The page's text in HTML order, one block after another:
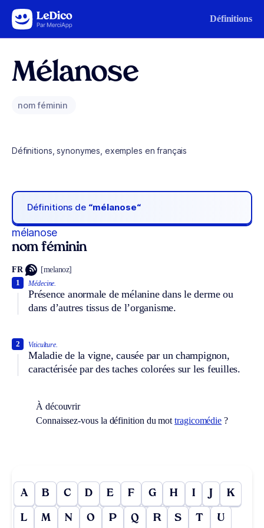
Aller au contenu Définitions
Mélanose
nom féminin
Définitions, synonymes, exemples en français
Définitions de “mélanose“
mélanose
nom féminin
FR [melanoz]
Médecine.
Présence anormale de mélanine dans le derme ou
dans d’autres tissus de l’organisme.
1
Viticulture.
Maladie de la vigne, causée par un champignon,
caractérisée par des taches colorées sur les feuilles.
2
À découvrir
Connaissez-vous la définition du mottragicomédie ?
A B C D E F G H I J K
L M N O P Q R S T U